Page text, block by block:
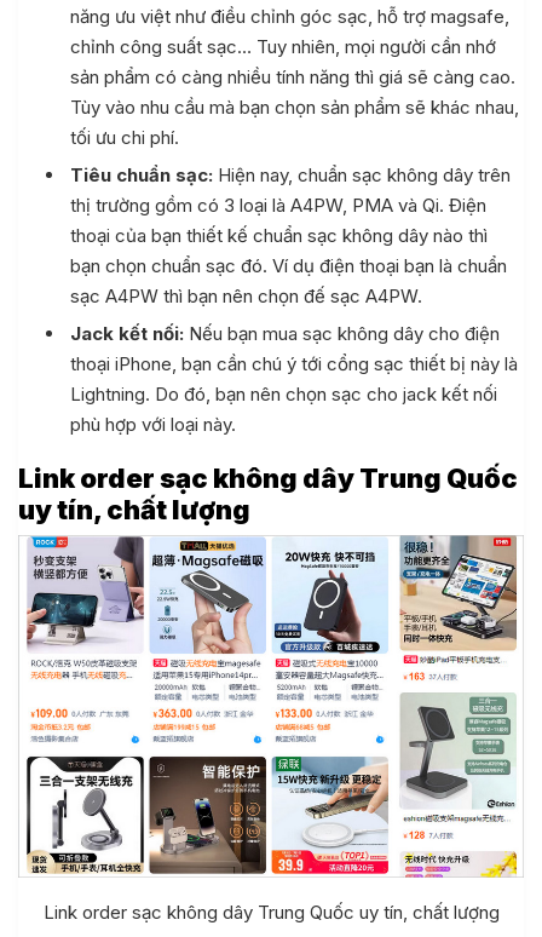
1688
năng ưu việt như điều chỉnh góc sạc, hỗ trợ magsafe,
chỉnh công suất sạc… Tuy nhiên, mọi người cần nhớ
sản phẩm có càng nhiều tính năng thì giá sẽ càng cao.
Tùy vào nhu cầu mà bạn chọn sản phẩm sẽ khác nhau,
tối ưu chi phí.
Tiêu chuẩn sạc: Hiện nay, chuẩn sạc không dây trên
thị trường gồm có 3 loại là A4PW, PMA và Qi. Điện
thoại của bạn thiết kế chuẩn sạc không dây nào thì
bạn chọn chuẩn sạc đó. Ví dụ điện thoại bạn là chuẩn
sạc A4PW thì bạn nên chọn đế sạc A4PW.
Jack kết nối: Nếu bạn mua sạc không dây cho điện
thoại iPhone, bạn cần chú ý tới cổng sạc thiết bị này là
Lightning. Do đó, bạn nên chọn sạc cho jack kết nối
phù hợp với loại này.
Link order sạc không dây Trung Quốc
uy tín, chất lượng
Link order sạc không dây Trung Quốc uy tín, chất lượng